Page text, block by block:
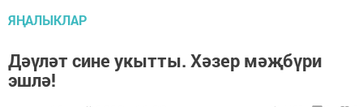
ЯҢАЛЫКЛАР
Дәүләт сине укытты. Хәзер мәҗбүри
эшлә!